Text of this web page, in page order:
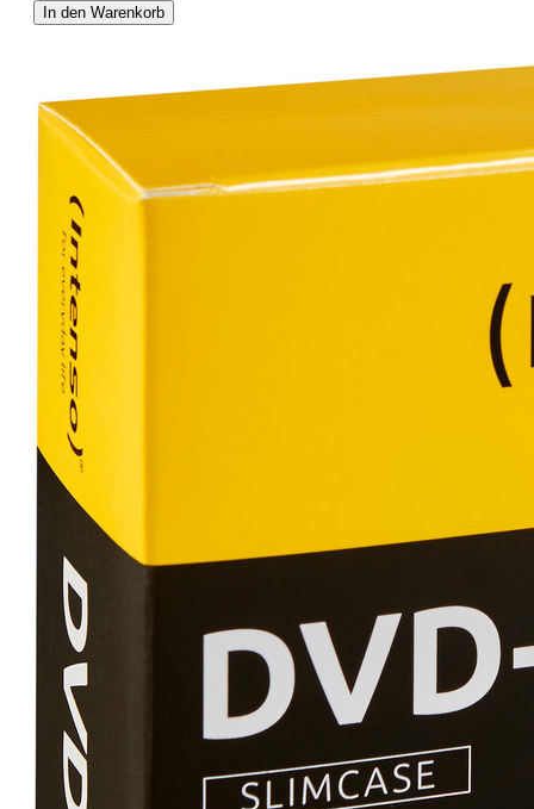
In den Warenkorb